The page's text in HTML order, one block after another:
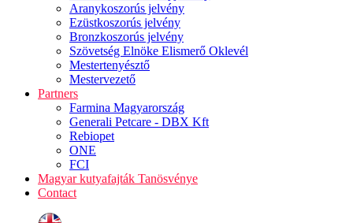
Aranykoszorús jelvény
Ezüstkoszorús jelvény
Bronzkoszorús jelvény
Szövetség Elnöke Elismerő Oklevél
Mestertenyésztő
Mestervezető
Partners
Farmina Magyarország
Generali Petcare - DBX Kft
Rebiopet
ONE
FCI
Magyar kutyafajták Tanösvénye
Contact